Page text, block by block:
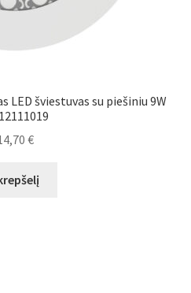
šviestuvas su piešiniu 9W
€